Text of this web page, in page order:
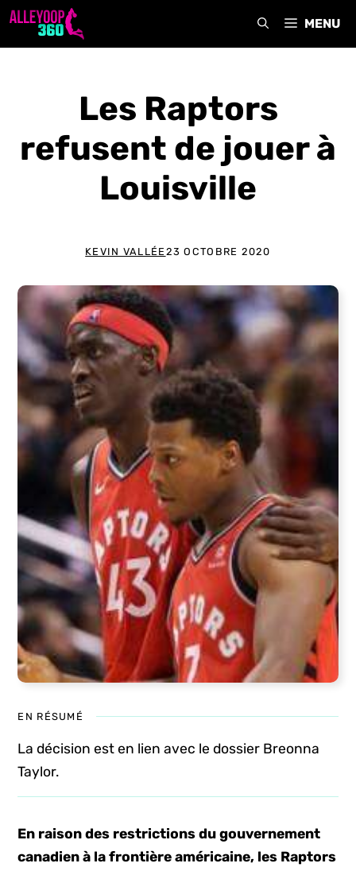
Aller
MENU
Les Raptors
refusent de jouer à
Louisville
KEVIN VALLÉE 23 OCTOBRE 2020
EN RÉSUMÉ
La décision est en lien avec le dossier Breonna
Taylor.
En raison des restrictions du gouvernement
canadien à la frontière américaine, les Raptors